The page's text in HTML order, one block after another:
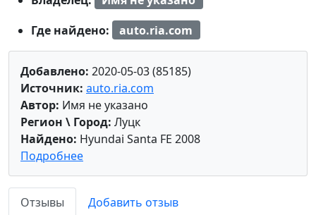
Где найдено:
auto.ria.com
Добавлено: 2020-05-03 (85185)
Источник: auto.ria.com
Автор: Имя не указано
Регион \ Город: Луцк
Найдено: Hyundai Santa FE 2008
Подробнее
Отзывы
Добавить отзыв